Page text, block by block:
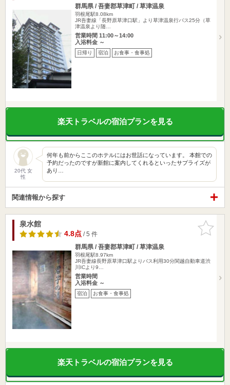
群馬県 / 吾妻郡草津町 / 草津温泉
羽根尾駅8.08km
JR吾妻線「長野原草津口駅」より草津温泉行バス25分（草
津温泉より随…
営業時間 11:00～14:00
入浴料金 ～
日帰り 宿泊 お食事・食事処
楽天トラベルの宿泊プランを見る
20代 女
性
何年も前からここのホテルにはお世話になっています。 本館での
予約だったのですが新館に案内してくれるといったサプライズが
あり…
関連情報から探す
お気に入
りに追加
泉水館
4.8点/ 5 件
群馬県 / 吾妻郡草津町 / 草津温泉
羽根尾駅8.97km
JR吾妻線長野原草津口駅よりバス利用30分関越自動車道渋
川ICより9…
営業時間
入浴料金 ～
宿泊 お食事・食事処
楽天トラベルの宿泊プランを見る